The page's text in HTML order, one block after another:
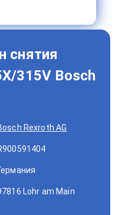
снятия
315V Bosch
Rexroth AG
Lohr am Main